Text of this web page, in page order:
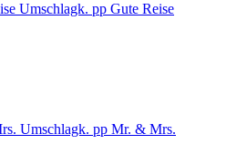
Umschlagk. pp Gute Reise
Umschlagk. pp Mr. & Mrs.